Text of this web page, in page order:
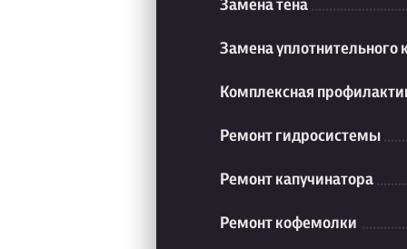
Замена тена
Замена уплотнительного
Комплексная
Ремонт гидросистемы
Ремонт капучинатора
Ремонт кофемолки